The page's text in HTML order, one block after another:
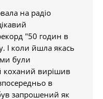
на радіо
"50 годин в
І коли йшла якась
були
коханий вирішив
в
запрошений як